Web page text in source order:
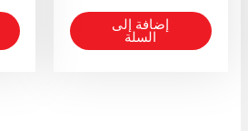
إضافة إلى
السلة